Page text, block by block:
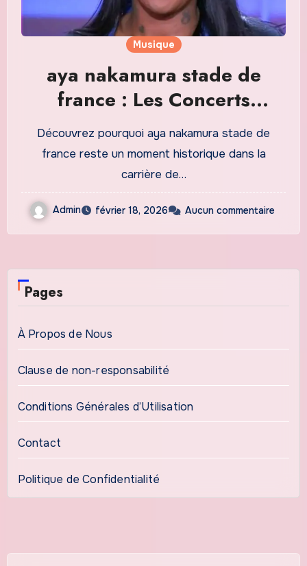
Musique
aya nakamura stade de
france : Les Concerts
Inoubliables de la Star
Française
Découvrez pourquoi aya nakamura stade de
france reste un moment historique dans la
carrière de…
Admin février 18, 2026 Aucun commentaire
Pages
À Propos de Nous
Clause de non-responsabilité
Conditions Générales d’Utilisation
Contact
Politique de Confidentialité